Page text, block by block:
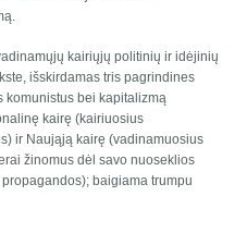
kairiųjų politinių ir idėjinių
išskirdamas tris pagrindines
komunistus bei kapitalizmą
kairę (kairiuosius
ir Naująją kairę (vadinamuosius
žinomus dėl savo nuoseklios
baigiama trumpu